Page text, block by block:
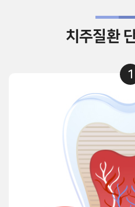
치주질환
1